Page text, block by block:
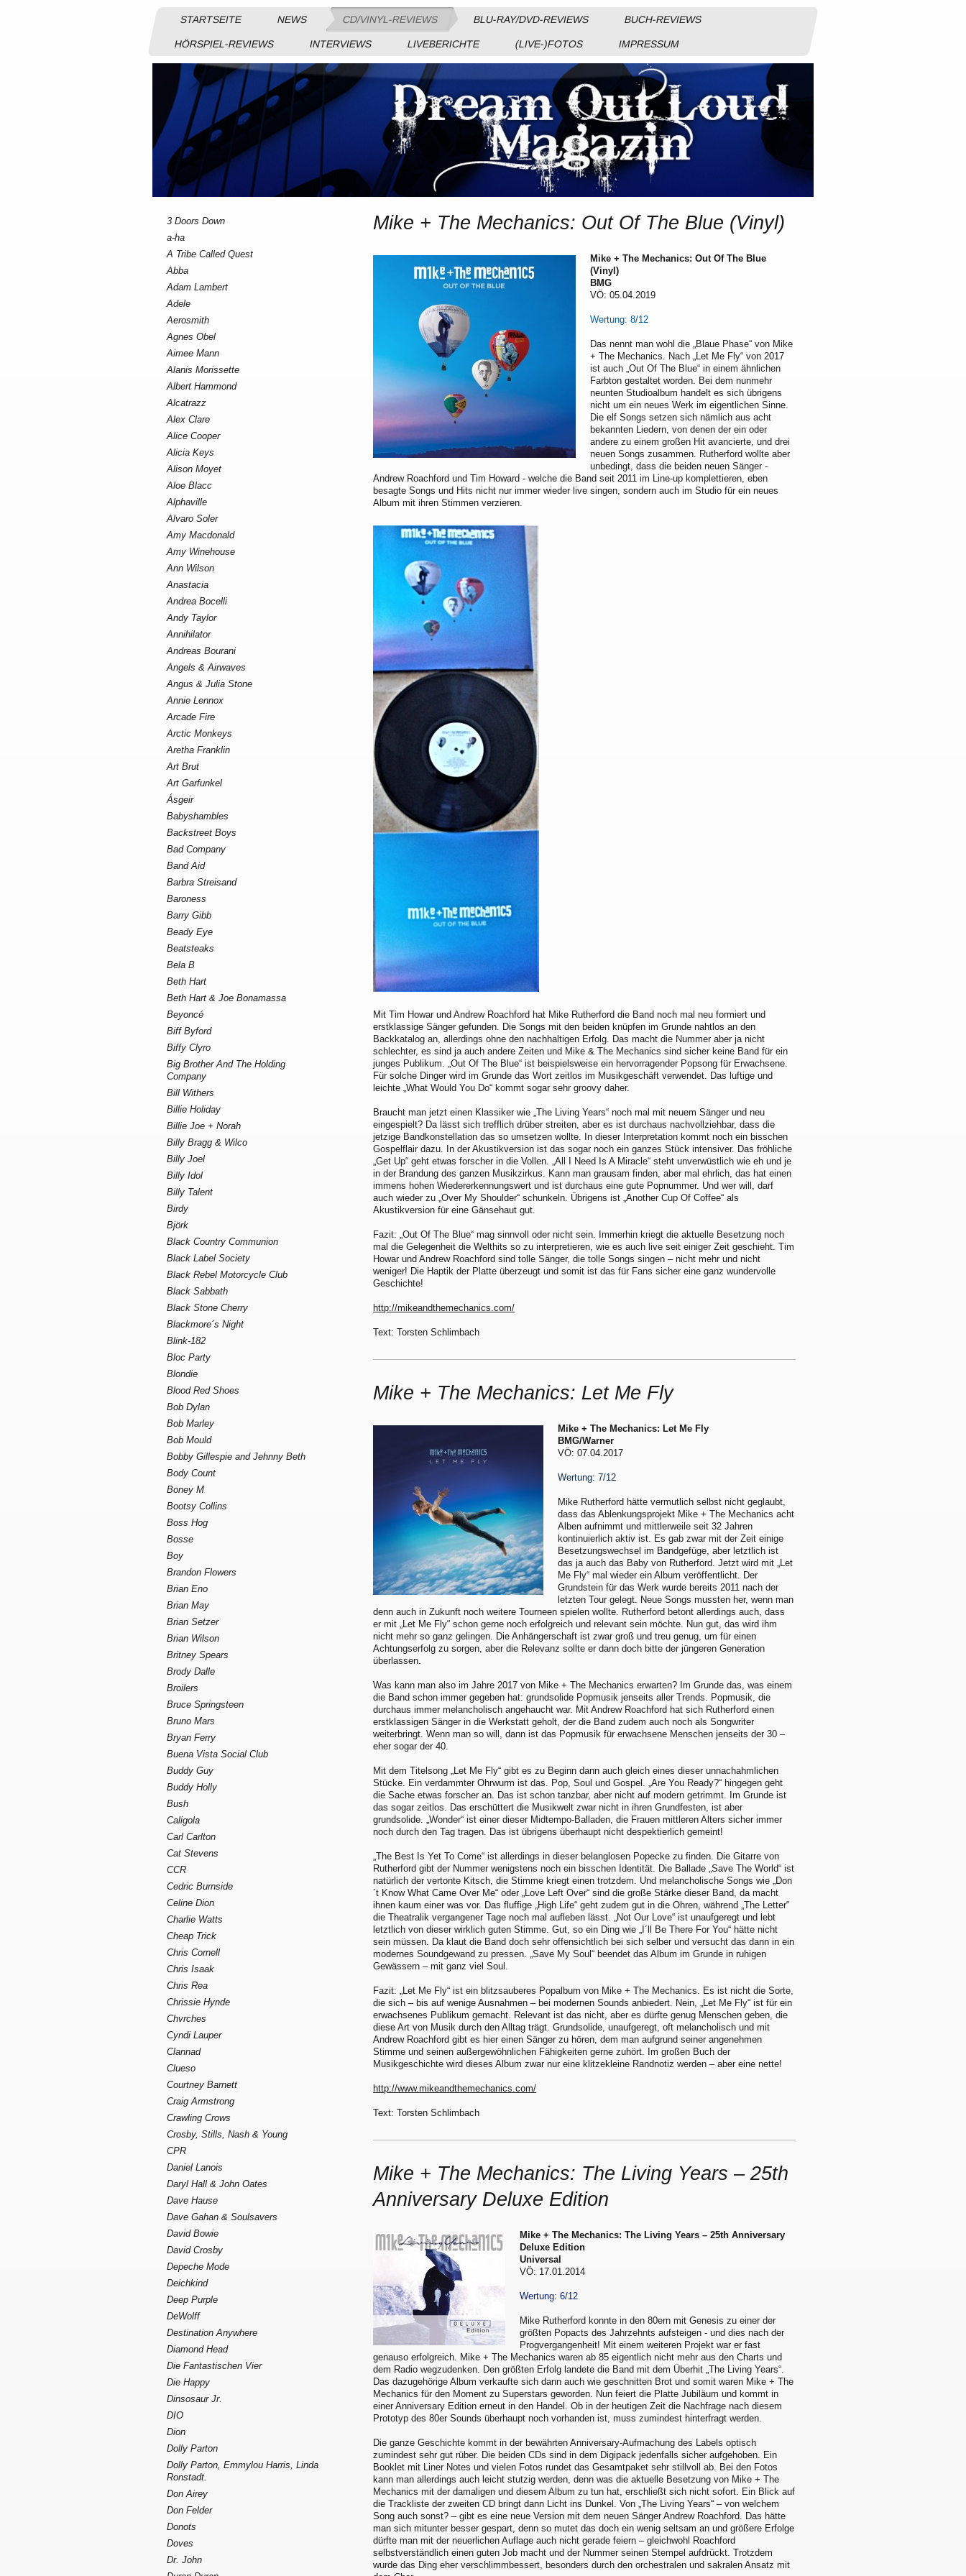
STARTSEITE NEWS CD/VINYL-REVIEWS BLU-RAY/DVD-REVIEWS BUCH-REVIEWS
HÖRSPIEL-REVIEWS INTERVIEWS LIVEBERICHTE (LIVE-)FOTOS IMPRESSUM
Mike + The Mechanics: Out Of The Blue (Vinyl)
Mike + The Mechanics: Out Of The Blue
(Vinyl)
BMG
VÖ: 05.04.2019
Wertung: 8/12
Das nennt man wohl die „Blaue Phase“ von Mike
+ The Mechanics. Nach „Let Me Fly“ von 2017
ist auch „Out Of The Blue“ in einem ähnlichen
Farbton gestaltet worden. Bei dem nunmehr
neunten Studioalbum handelt es sich übrigens
nicht um ein neues Werk im eigentlichen Sinne.
Die elf Songs setzen sich nämlich aus acht
bekannten Liedern, von denen der ein oder
andere zu einem großen Hit avancierte, und drei
neuen Songs zusammen. Rutherford wollte aber
unbedingt, dass die beiden neuen Sänger -
Andrew Roachford und Tim Howard - welche die Band seit 2011 im Line-up komplettieren, eben
besagte Songs und Hits nicht nur immer wieder live singen, sondern auch im Studio für ein neues
Album mit ihren Stimmen verzieren.
Mit Tim Howar und Andrew Roachford hat Mike Rutherford die Band noch mal neu formiert und
erstklassige Sänger gefunden. Die Songs mit den beiden knüpfen im Grunde nahtlos an den
Backkatalog an, allerdings ohne den nachhaltigen Erfolg. Das macht die Nummer aber ja nicht
schlechter, es sind ja auch andere Zeiten und Mike & The Mechanics sind sicher keine Band für ein
junges Publikum. „Out Of The Blue“ ist beispielsweise ein hervorragender Popsong für Erwachsene.
Für solche Dinger wird im Grunde das Wort zeitlos im Musikgeschäft verwendet. Das luftige und
leichte „What Would You Do“ kommt sogar sehr groovy daher.
Braucht man jetzt einen Klassiker wie „The Living Years“ noch mal mit neuem Sänger und neu
eingespielt? Da lässt sich trefflich drüber streiten, aber es ist durchaus nachvollziehbar, dass die
jetzige Bandkonstellation das so umsetzen wollte. In dieser Interpretation kommt noch ein bisschen
Gospelflair dazu. In der Akustikversion ist das sogar noch ein ganzes Stück intensiver. Das fröhliche
„Get Up“ geht etwas forscher in die Vollen. „All I Need Is A Miracle“ steht unverwüstlich wie eh und je
in der Brandung des ganzen Musikzirkus. Kann man grausam finden, aber mal ehrlich, das hat einen
immens hohen Wiedererkennungswert und ist durchaus eine gute Popnummer. Und wer will, darf
auch wieder zu „Over My Shoulder“ schunkeln. Übrigens ist „Another Cup Of Coffee“ als
Akustikversion für eine Gänsehaut gut.
Fazit: „Out Of The Blue“ mag sinnvoll oder nicht sein. Immerhin kriegt die aktuelle Besetzung noch
mal die Gelegenheit die Welthits so zu interpretieren, wie es auch live seit einiger Zeit geschieht. Tim
Howar und Andrew Roachford sind tolle Sänger, die tolle Songs singen – nicht mehr und nicht
weniger! Die Haptik der Platte überzeugt und somit ist das für Fans sicher eine ganz wundervolle
Geschichte!
http://mikeandthemechanics.com/
Text: Torsten Schlimbach
Mike + The Mechanics: Let Me Fly
Mike + The Mechanics: Let Me Fly
BMG/Warner
VÖ: 07.04.2017
Wertung: 7/12
Mike Rutherford hätte vermutlich selbst nicht geglaubt,
dass das Ablenkungsprojekt Mike + The Mechanics acht
Alben aufnimmt und mittlerweile seit 32 Jahren
kontinuierlich aktiv ist. Es gab zwar mit der Zeit einige
Besetzungswechsel im Bandgefüge, aber letztlich ist
das ja auch das Baby von Rutherford. Jetzt wird mit „Let
Me Fly“ mal wieder ein Album veröffentlicht. Der
Grundstein für das Werk wurde bereits 2011 nach der
letzten Tour gelegt. Neue Songs mussten her, wenn man
denn auch in Zukunft noch weitere Tourneen spielen wollte. Rutherford betont allerdings auch, dass
er mit „Let Me Fly“ schon gerne noch erfolgreich und relevant sein möchte. Nun gut, das wird ihm
nicht mehr so ganz gelingen. Die Anhängerschaft ist zwar groß und treu genug, um für einen
Achtungserfolg zu sorgen, aber die Relevanz sollte er dann doch bitte der jüngeren Generation
überlassen.
Was kann man also im Jahre 2017 von Mike + The Mechanics erwarten? Im Grunde das, was einem
die Band schon immer gegeben hat: grundsolide Popmusik jenseits aller Trends. Popmusik, die
durchaus immer melancholisch angehaucht war. Mit Andrew Roachford hat sich Rutherford einen
erstklassigen Sänger in die Werkstatt geholt, der die Band zudem auch noch als Songwriter
weiterbringt. Wenn man so will, dann ist das Popmusik für erwachsene Menschen jenseits der 30 –
eher sogar der 40.
Mit dem Titelsong „Let Me Fly“ gibt es zu Beginn dann auch gleich eines dieser unnachahmlichen
Stücke. Ein verdammter Ohrwurm ist das. Pop, Soul und Gospel. „Are You Ready?“ hingegen geht
die Sache etwas forscher an. Das ist schon tanzbar, aber nicht auf modern getrimmt. Im Grunde ist
das sogar zeitlos. Das erschüttert die Musikwelt zwar nicht in ihren Grundfesten, ist aber
grundsolide. „Wonder“ ist einer dieser Midtempo-Balladen, die Frauen mittleren Alters sicher immer
noch durch den Tag tragen. Das ist übrigens überhaupt nicht despektierlich gemeint!
„The Best Is Yet To Come“ ist allerdings in dieser belanglosen Popecke zu finden. Die Gitarre von
Rutherford gibt der Nummer wenigstens noch ein bisschen Identität. Die Ballade „Save The World“ ist
natürlich der vertonte Kitsch, die Stimme kriegt einen trotzdem. Und melancholische Songs wie „Don
´t Know What Came Over Me“ oder „Love Left Over“ sind die große Stärke dieser Band, da macht
ihnen kaum einer was vor. Das fluffige „High Life“ geht zudem gut in die Ohren, während „The Letter“
die Theatralik vergangener Tage noch mal aufleben lässt. „Not Our Love“ ist unaufgeregt und lebt
letztlich von dieser wirklich guten Stimme. Gut, so ein Ding wie „I´ll Be There For You“ hätte nicht
sein müssen. Da klaut die Band doch sehr offensichtlich bei sich selber und versucht das dann in ein
modernes Soundgewand zu pressen. „Save My Soul“ beendet das Album im Grunde in ruhigen
Gewässern – mit ganz viel Soul.
Fazit: „Let Me Fly“ ist ein blitzsauberes Popalbum von Mike + The Mechanics. Es ist nicht die Sorte,
die sich – bis auf wenige Ausnahmen – bei modernen Sounds anbiedert. Nein, „Let Me Fly“ ist für ein
erwachsenes Publikum gemacht. Relevant ist das nicht, aber es dürfte genug Menschen geben, die
diese Art von Musik durch den Alltag trägt. Grundsolide, unaufgeregt, oft melancholisch und mit
Andrew Roachford gibt es hier einen Sänger zu hören, dem man aufgrund seiner angenehmen
Stimme und seinen außergewöhnlichen Fähigkeiten gerne zuhört. Im großen Buch der
Musikgeschichte wird dieses Album zwar nur eine klitzekleine Randnotiz werden – aber eine nette!
http://www.mikeandthemechanics.com/
Text: Torsten Schlimbach
Mike + The Mechanics: The Living Years – 25th
Anniversary Deluxe Edition
Mike + The Mechanics: The Living Years – 25th Anniversary
Deluxe Edition
Universal
VÖ: 17.01.2014
Wertung: 6/12
Mike Rutherford konnte in den 80ern mit Genesis zu einer der
größten Popacts des Jahrzehnts aufsteigen - und dies nach der
Progvergangenheit! Mit einem weiteren Projekt war er fast
genauso erfolgreich. Mike + The Mechanics waren ab 85 eigentlich nicht mehr aus den Charts und
dem Radio wegzudenken. Den größten Erfolg landete die Band mit dem Überhit „The Living Years“.
Das dazugehörige Album verkaufte sich dann auch wie geschnitten Brot und somit waren Mike + The
Mechanics für den Moment zu Superstars geworden. Nun feiert die Platte Jubiläum und kommt in
einer Anniversary Edition erneut in den Handel. Ob in der heutigen Zeit die Nachfrage nach diesem
Prototyp des 80er Sounds überhaupt noch vorhanden ist, muss zumindest hinterfragt werden.
Die ganze Geschichte kommt in der bewährten Anniversary-Aufmachung des Labels optisch
zumindest sehr gut rüber. Die beiden CDs sind in dem Digipack jedenfalls sicher aufgehoben. Ein
Booklet mit Liner Notes und vielen Fotos rundet das Gesamtpaket sehr stillvoll ab. Bei den Fotos
kann man allerdings auch leicht stutzig werden, denn was die aktuelle Besetzung von Mike + The
Mechanics mit der damaligen und diesem Album zu tun hat, erschließt sich nicht sofort. Ein Blick auf
die Trackliste der zweiten CD bringt dann Licht ins Dunkel. Von „The Living Years“ – von welchem
Song auch sonst? – gibt es eine neue Version mit dem neuen Sänger Andrew Roachford. Das hätte
man sich mitunter besser gespart, denn so mutet das doch ein wenig seltsam an und größere Erfolge
dürfte man mit der neuerlichen Auflage auch nicht gerade feiern – gleichwohl Roachford
selbstverständlich einen guten Job macht und der Nummer seinen Stempel aufdrückt. Trotzdem
wurde das Ding eher verschlimmbessert, besonders durch den orchestralen und sakralen Ansatz mit
3 Doors Down
a-ha
A Tribe Called Quest
Abba
Adam Lambert
Adele
Aerosmith
Agnes Obel
Aimee Mann
Alanis Morissette
Albert Hammond
Alcatrazz
Alex Clare
Alice Cooper
Alicia Keys
Alison Moyet
Aloe Blacc
Alphaville
Alvaro Soler
Amy Macdonald
Amy Winehouse
Ann Wilson
Anastacia
Andrea Bocelli
Andy Taylor
Annihilator
Andreas Bourani
Angels & Airwaves
Angus & Julia Stone
Annie Lennox
Arcade Fire
Arctic Monkeys
Aretha Franklin
Art Brut
Art Garfunkel
Ásgeir
Babyshambles
Backstreet Boys
Bad Company
Band Aid
Barbra Streisand
Baroness
Barry Gibb
Beady Eye
Beatsteaks
Bela B
Beth Hart
Beth Hart & Joe Bonamassa
Beyoncé
Biff Byford
Biffy Clyro
Big Brother And The Holding
Company
Bill Withers
Billie Holiday
Billie Joe + Norah
Billy Bragg & Wilco
Billy Joel
Billy Idol
Billy Talent
Birdy
Björk
Black Country Communion
Black Label Society
Black Rebel Motorcycle Club
Black Sabbath
Black Stone Cherry
Blackmore´s Night
Blink-182
Bloc Party
Blondie
Blood Red Shoes
Bob Dylan
Bob Marley
Bob Mould
Bobby Gillespie and Jehnny Beth
Body Count
Boney M
Bootsy Collins
Boss Hog
Bosse
Boy
Brandon Flowers
Brian Eno
Brian May
Brian Setzer
Brian Wilson
Britney Spears
Brody Dalle
Broilers
Bruce Springsteen
Bruno Mars
Bryan Ferry
Buena Vista Social Club
Buddy Guy
Buddy Holly
Bush
Caligola
Carl Carlton
Cat Stevens
CCR
Cedric Burnside
Celine Dion
Charlie Watts
Cheap Trick
Chris Cornell
Chris Isaak
Chris Rea
Chrissie Hynde
Chvrches
Cyndi Lauper
Clannad
Clueso
Courtney Barnett
Craig Armstrong
Crawling Crows
Crosby, Stills, Nash & Young
CPR
Daniel Lanois
Daryl Hall & John Oates
Dave Hause
Dave Gahan & Soulsavers
David Bowie
David Crosby
Depeche Mode
Deichkind
Deep Purple
DeWolff
Destination Anywhere
Diamond Head
Die Fantastischen Vier
Die Happy
Dinsosaur Jr.
DIO
Dion
Dolly Parton
Dolly Parton, Emmylou Harris, Linda
Ronstadt.
Don Airey
Don Felder
Donots
Doves
Dr. John